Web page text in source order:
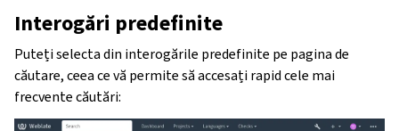
Interogări predefinite
Puteți selecta din interogările predefinite pe pagina de
căutare, ceea ce vă permite să accesați rapid cele mai
frecvente căutări: